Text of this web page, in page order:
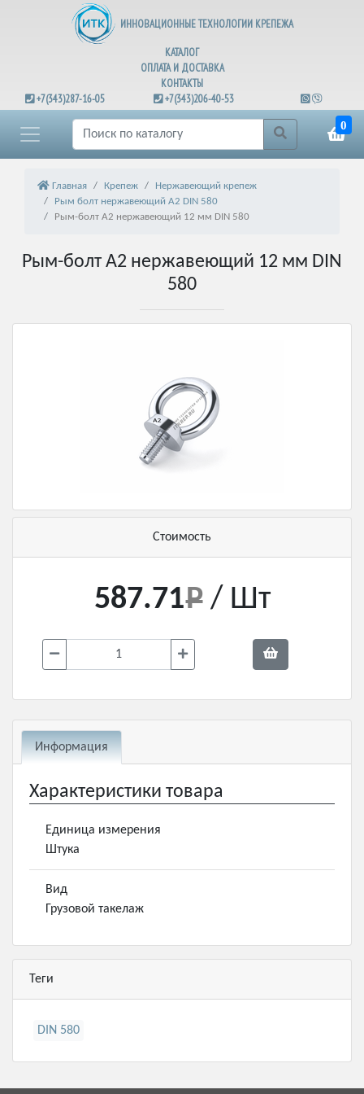
ИННОВАЦИОННЫЕ ТЕХНОЛОГИИ КРЕПЕЖА
КАТАЛОГ
ОПЛАТА И ДОСТАВКА
КОНТАКТЫ
+7(343)287-16-05
+7(343)206-40-53
0
Главная Крепеж
Нержавеющий крепеж
Рым болт нержавеющий А2 DIN 580
Рым-болт А2 нержавеющий 12 мм DIN 580
Рым-болт А2 нержавеющий 12 мм DIN
580
Стоимость
587.71 / Шт
Информация
Характеристики товара
Единица измерения
Штука
Вид
Грузовой такелаж
Теги
DIN 580